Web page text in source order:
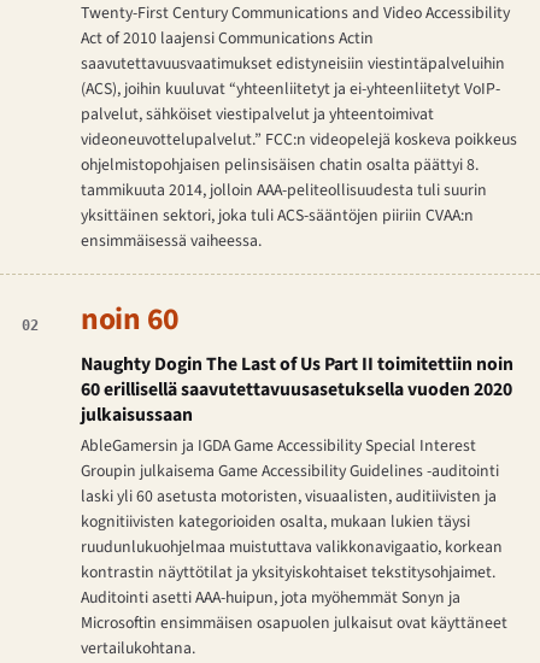
Twenty-First Century Communications and Video Accessibility
Act of 2010 laajensi Communications Actin
saavutettavuusvaatimukset edistyneisiin viestintäpalveluihin
(ACS), joihin kuuluvat “yhteenliitetyt ja ei-yhteenliitetyt VoIP-
palvelut, sähköiset viestipalvelut ja yhteentoimivat
videoneuvottelupalvelut.” FCC:n videopelejä koskeva poikkeus
ohjelmistopohjaisen pelinsisäisen chatin osalta päättyi 8.
tammikuuta 2014, jolloin AAA-peliteollisuudesta tuli suurin
yksittäinen sektori, joka tuli ACS-sääntöjen piiriin CVAA:n
ensimmäisessä vaiheessa.
02 noin 60
Naughty DoginThe Last of Us Part IItoimitettiin noin
60 erillisellä saavutettavuusasetuksella vuoden 2020
julkaisussaan
AbleGamersin ja IGDA Game Accessibility Special Interest
Groupin julkaisema Game Accessibility Guidelines -auditointi
laski yli 60 asetusta motoristen, visuaalisten, auditiivisten ja
kognitiivisten kategorioiden osalta, mukaan lukien täysi
ruudunlukuohjelmaa muistuttava valikkonavigaatio, korkean
kontrastin näyttötilat ja yksityiskohtaiset tekstitysohjaimet.
Auditointi asetti AAA-huipun, jota myöhemmät Sonyn ja
Microsoftin ensimmäisen osapuolen julkaisut ovat käyttäneet
vertailukohtana.